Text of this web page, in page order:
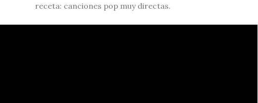
receta: canciones pop muy directas.